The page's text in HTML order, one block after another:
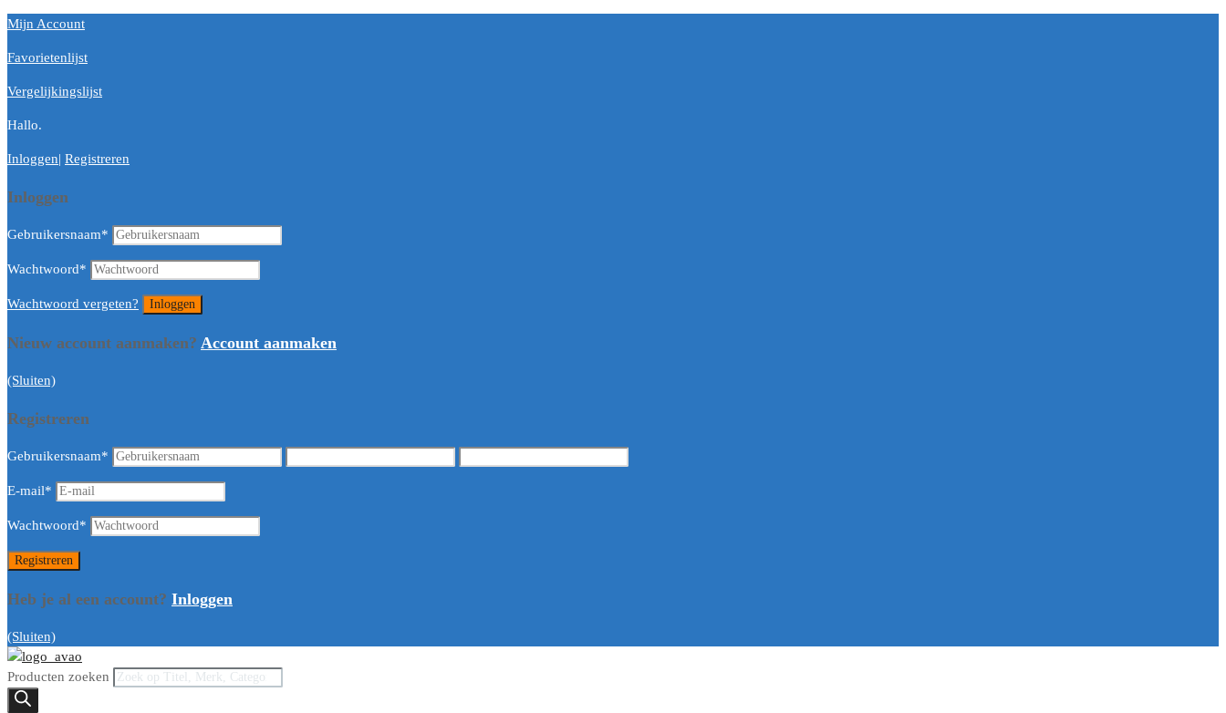
Mijn Account
Favorietenlijst
Vergelijkingslijst
Hallo.
Inloggen| Registreren
Inloggen
Gebruikersnaam*
Wachtwoord*
Wachtwoord vergeten?
Nieuw account aanmaken? Account aanmaken
(Sluiten)
Registreren
Gebruikersnaam*
E-mail*
Wachtwoord*
Heb je al een account? Inloggen
(Sluiten)
Producten zoeken